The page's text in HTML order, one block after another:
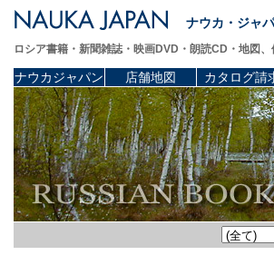
ナウカ・ジャ
ロシア書籍・新聞雑誌・映画DVD・朗読CD・地図
ナウカジャパン 店舗地図 カタログ請